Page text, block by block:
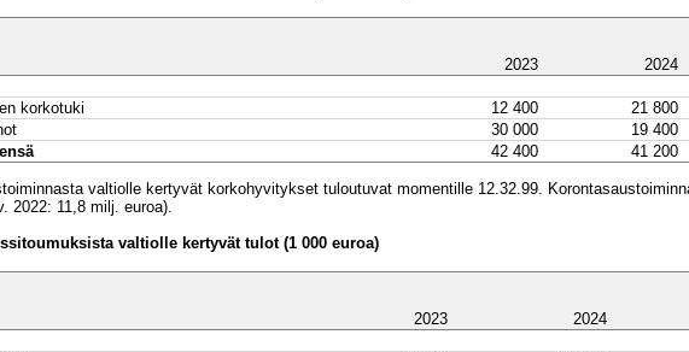
2023 2024
korkotuki 12 400 21 800
30 000 19 400
42 400 41 200
valtiolle kertyvät korkohyvitykset tuloutuvat momentille 12.32.99.
2022: 11,8 milj. euroa).
valtiolle kertyvät tulot (1 000 euroa)
2023 2024